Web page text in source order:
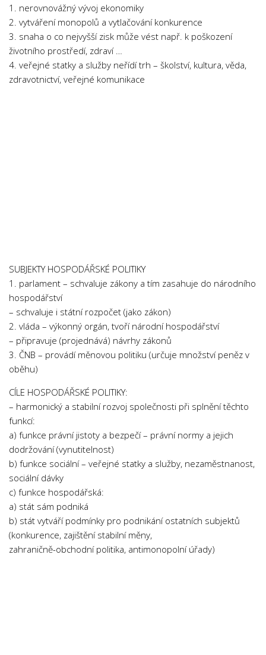
Jazyky
Management
Marketing
Němčina
Občanská nauka
Novinky
1. nerovnovážný vývoj ekonomiky
2. vytváření monopolů a vytlačování konkurence
3. snaha o co nejvyšší zisk může vést např. k poškození
životního prostředí, zdraví …
4. veřejné statky a služby neřídí trh – školství, kultura, věda,
zdravotnictví, veřejné komunikace
SUBJEKTY HOSPODÁŘSKÉ POLITIKY
1. parlament – schvaluje zákony a tím zasahuje do národního
hospodářství
– schvaluje i státní rozpočet (jako zákon)
2. vláda – výkonný orgán, tvoří národní hospodářství
– připravuje (projednává) návrhy zákonů
3. ČNB – provádí měnovou politiku (určuje množství peněz v
oběhu)
CÍLE HOSPODÁŘSKÉ POLITIKY:
– harmonický a stabilní rozvoj společnosti při splnění těchto
funkcí:
a) funkce právní jistoty a bezpečí – právní normy a jejich
dodržování (vynutitelnost)
b) funkce sociální – veřejné statky a služby, nezaměstnanost,
sociální dávky
c) funkce hospodářská:
a) stát sám podniká
b) stát vytváří podmínky pro podnikání ostatních subjektů
(konkurence, zajištění stabilní měny,
zahraničně-obchodní politika, antimonopolní úřady)